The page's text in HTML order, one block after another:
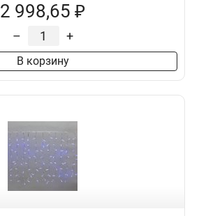
2 998,65 ₽
– +
В корзину